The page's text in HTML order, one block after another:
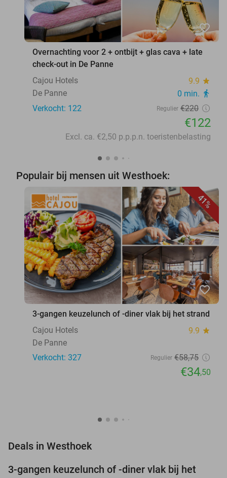
favorite_border
Overnachting voor 2 + ontbijt + glas cava + late
check-out in De Panne
Cajou Hotels
9.9 star
De Panne 0 min. directions_walk
Verkocht: 122 Regulier €220
€122
Excl. ca. €2,50 p.p.p.n. toeristenbelasting
Populair bij mensen uit Westhoek:
41%
favorite_border
3-gangen keuzelunch of -diner vlak bij het strand
Cajou Hotels
9.9 star
De Panne
Verkocht: 327
Regulier €58,75
€34,50
Deals in Westhoek
3-gangen keuzelunch of -diner vlak bij het